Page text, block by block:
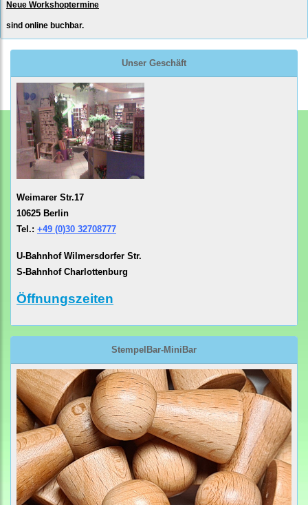
Neue Workshoptermine
sind online buchbar.
Unser Geschäft
Weimarer Str.17
10625 Berlin
Tel.: +49 (0)30 32708777
U-Bahnhof Wilmersdorfer Str.
S-Bahnhof Charlottenburg
Öffnungszeiten
StempelBar-MiniBar